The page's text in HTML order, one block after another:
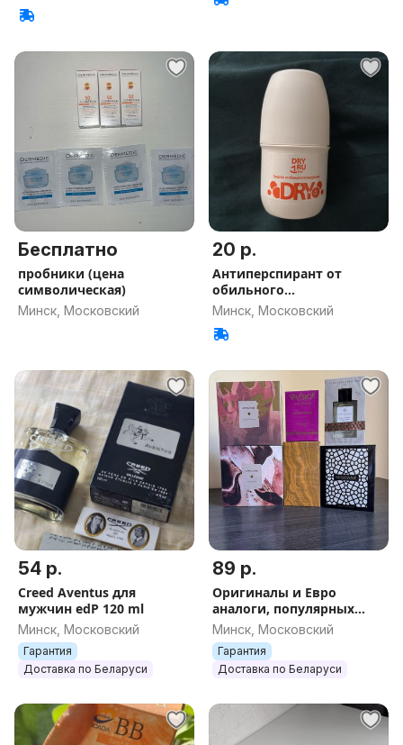
Бесплатно
пробники (цена
символическая)
Минск, Московский
20 р.
Антиперспирант от
обильного
потоотделения, 50 мл
Минск, Московский
54 р.
Creed Aventus для
мужчин edP 120 ml
Минск, Московский
Гарантия
Доставка по Беларуси
89 р.
Оригиналы и Евро
аналоги, популярных
ароматов Chanel, Versace,
Bvlgari, Chloe, Armani и
другие
Минск, Московский
Гарантия
Доставка по Беларуси